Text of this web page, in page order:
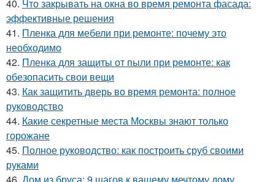
40. Что закрывать на окна во время ремонта фасада:
эффективные решения
41. Пленка для мебели при ремонте: почему это
необходимо
42. Пленка для защиты от пыли при ремонте: как
обезопасить свои вещи
43. Как защитить дверь во время ремонта: полное
руководство
44. Какие секретные места Москвы знают только
горожане
45. Полное руководство: как построить сруб своими
руками